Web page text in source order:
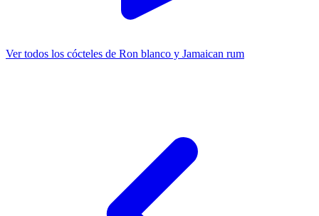
Ver todos los cócteles de Ron blanco y Jamaican rum